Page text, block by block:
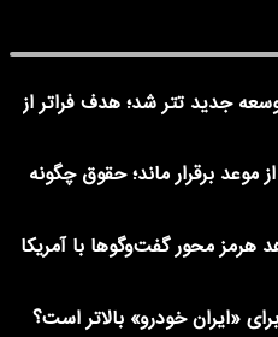
جدید تتر شد؛ هدف فراتر از
موعد برقرار ماند؛ حقوق چگونه
هرمز محور گفت‌وگوها با آمریکا
«ایران خودرو» بالاتر است؟